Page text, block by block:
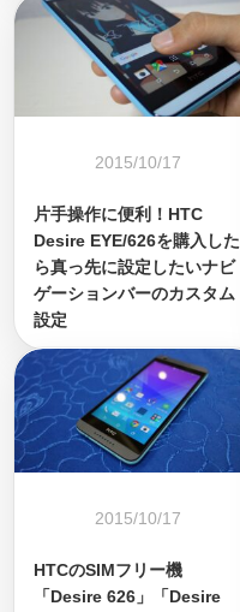
2015/10/17
片手操作に便利！HTC
Desire EYE/626を購入した
ら真っ先に設定したいナビ
ゲーションバーのカスタム
設定
2015/10/17
HTCのSIMフリー機
「Desire 626」「Desire